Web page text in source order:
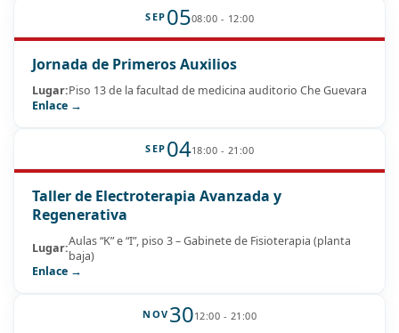
SEP 0508:00 - 12:00
Jornada de Primeros Auxilios
Lugar:Piso 13 de la facultad de medicina auditorio Che Guevara
Enlace →
SEP 0418:00 - 21:00
Taller de Electroterapia Avanzada y
Regenerativa
Lugar:Aulas “K” e “I”, piso 3 – Gabinete de Fisioterapia (planta
baja)
Enlace →
NOV 3012:00 - 21:00